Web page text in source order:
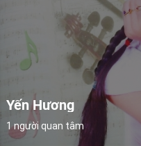
Yến Hương
1 người quan tâm